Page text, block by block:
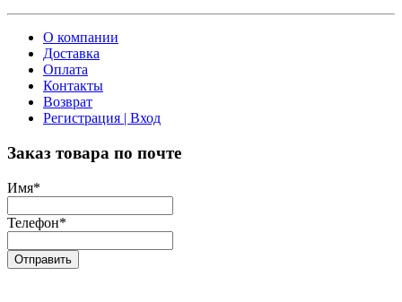
О компании
Доставка
Оплата
Контакты
Возврат
Регистрация | Вход
Заказ товара по почте
Имя*
Телефон*
Отправить